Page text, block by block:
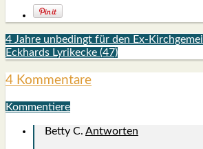
4 Jahre unbedingt für den Ex-
Eckhards Lyrikecke (47)
4 Kommentare
Kommentiere
Betty C. Antworten